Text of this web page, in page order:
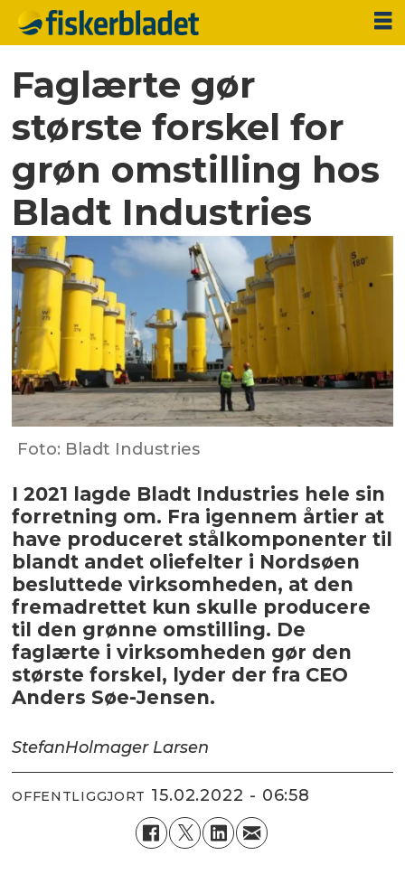
Faglærte gør
største forskel for
grøn omstilling hos
Bladt Industries
Foto: Bladt Industries
I 2021 lagde Bladt Industries hele sin
forretning om. Fra igennem årtier at
have produceret stålkomponenter til
blandt andet oliefelter i Nordsøen
besluttede virksomheden, at den
fremadrettet kun skulle producere
til den grønne omstilling. De
faglærte i virksomheden gør den
største forskel, lyder der fra CEO
Anders Søe-Jensen.
StefanHolmager Larsen
OFFENTLIGGJORT 15.02.2022 - 06:58